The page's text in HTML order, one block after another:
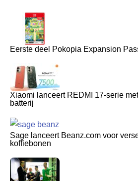
Eerste deel Pokopia Expansion
Xiaomi lanceert REDMI 17-serie
batterij
Sage lanceert Beanz.com voor
koffiebonen